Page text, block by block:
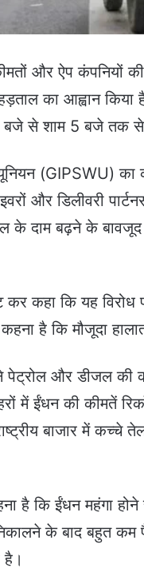
और ऐप कंपनियों की
हड़ताल का आह्वान
बजे से शाम 5 बजे तक
यूनियन (GIPSWU)
और डिलीवरी
के दाम बढ़ने के बावजूद
कर कहा कि यह
है कि मौजूदा
पेट्रोल और डीजल की
में ईंधन की कीमतें
बाजार में कच्चे
है कि ईंधन महंगा
के बाद बहुत कम
है।